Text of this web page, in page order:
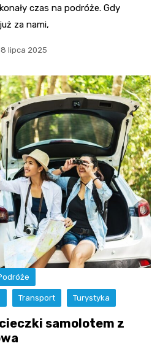
czas na podróże. Gdy
za nami,
lipca 2025
Transport Turystyka
samolotem z